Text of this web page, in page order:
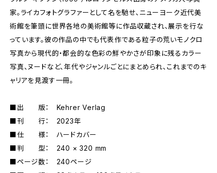
家。ライカフォトグラファーとして名を馳せ、ニューヨーク近代美
術館を筆頭に世界各地の美術館等に作品収蔵され、展示を行な
っています。彼の作品の中でも代表作である粒子の荒いモノクロ
写真から現代的・都会的な色彩の鮮やかさが印象に残るカラー
写真、ヌードなど、年代やジャンルごとにまとめられ、これまでのキ
ャリアを見渡す一冊。
■出 版： Kehrer Verlag
■刊 行： 2023年
■仕 様： ハードカバー
■判 型： 240 × 320 mm
■ページ数： 240ページ